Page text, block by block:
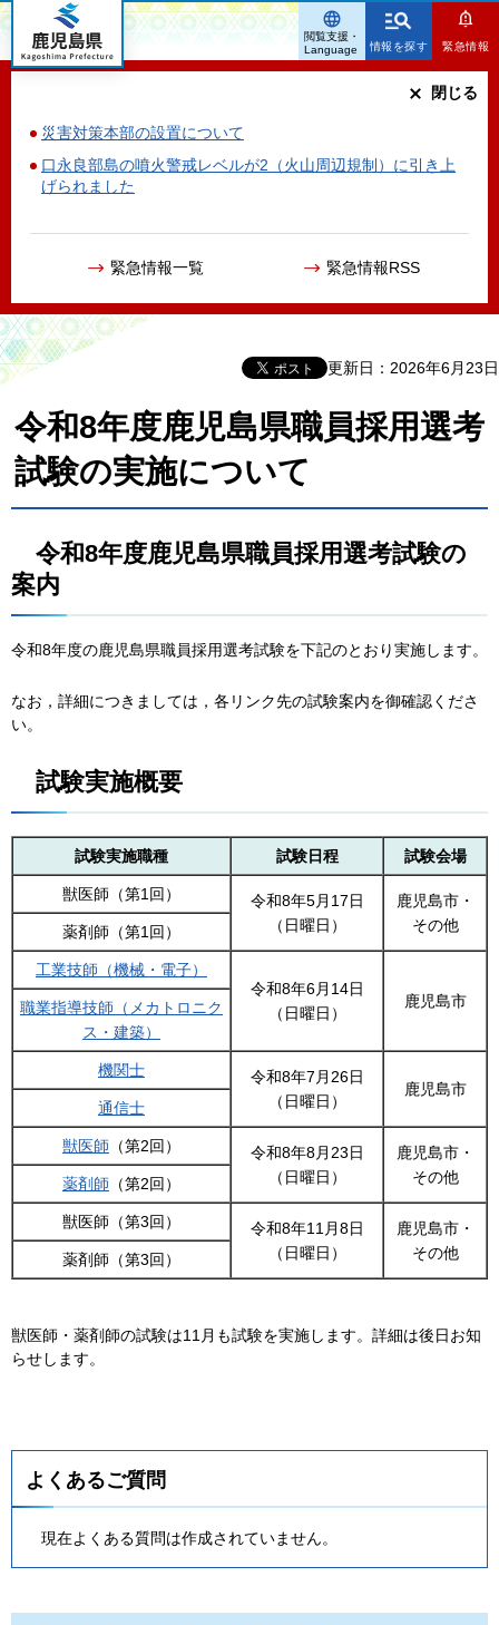
鹿児島県
情報を探す 緊急情報
災害対策本部の設置について
口永良部島の噴火警戒レベルが2（火山周辺規制）に引き上
げられました
緊急情報一覧 緊急情報RSS
閉じる
閲覧支援・
Language
更新日：2026年6月23日
令和8年度鹿児島県職員採用選考
試験の実施について
令和8年度鹿児島県職員採用選考試験の
案内
令和8年度の鹿児島県職員採用選考試験を下記のとおり実施します。
なお，詳細につきましては，各リンク先の試験案内を御確認くださ
い。
試験実施概要
試験実施職種 試験日程 試験会場
獣医師（第1回）
令和8年5月17日
（日曜日）
鹿児島市・
その他
薬剤師（第1回）
工業技師（機械・電子）
令和8年6月14日
（日曜日）
鹿児島市
職業指導技師（メカトロニク
ス・建築）
機関士
令和8年7月26日
（日曜日）
鹿児島市
通信士
獣医師 （第2回）
令和8年8月23日
（日曜日）
鹿児島市・
その他
薬剤師 （第2回）
獣医師（第3回）
令和8年11月8日
（日曜日）
鹿児島市・
その他
薬剤師（第3回）
獣医師・薬剤師の試験は11月も試験を実施します。詳細は後日お知
らせします。
よくあるご質問
現在よくある質問は作成されていません。